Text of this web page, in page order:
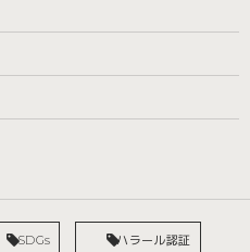
SDGs ハラール認証